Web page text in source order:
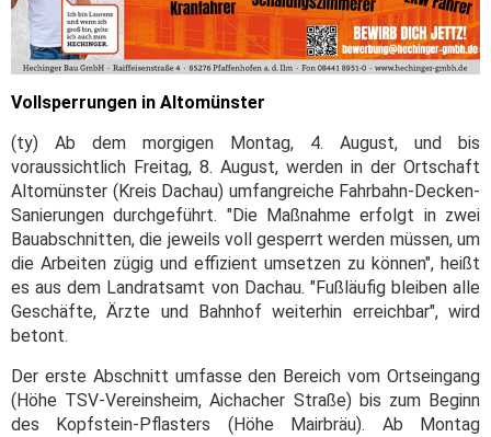
Vollsperrungen in Altomünster
(ty) Ab dem morgigen Montag, 4. August, und bis
voraussichtlich Freitag, 8. August, werden in der Ortschaft
Altomünster (Kreis Dachau) umfangreiche Fahrbahn-Decken-
Sanierungen durchgeführt. "Die Maßnahme erfolgt in zwei
Bauabschnitten, die jeweils voll gesperrt werden müssen, um
die Arbeiten zügig und effizient umsetzen zu können", heißt
es aus dem Landratsamt von Dachau. "Fußläufig bleiben alle
Geschäfte, Ärzte und Bahnhof weiterhin erreichbar", wird
betont.
Der erste Abschnitt umfasse den Bereich vom Ortseingang
(Höhe TSV-Vereinsheim, Aichacher Straße) bis zum Beginn
des Kopfstein-Pflasters (Höhe Mairbräu). Ab Montag